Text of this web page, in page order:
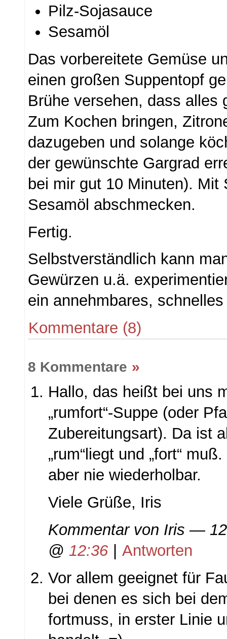
Pilz-Sojasauce
Sesamöl
Das vorbereitete Gemüse
einen großen Suppentopf
Brühe versehen, dass alles
Zum Kochen bringen,
dazugeben und solange
der gewünschte Gargrad
bei mir gut 10 Minuten). Mit
Sesamöl abschmecken.
Fertig.
Selbstverständlich kann
Gewürzen u.ä.
ein annehmbares,
Kommentare (8)
8 Kommentare »
Hallo, das heißt bei uns
„rumfort“-Suppe (oder
Zubereitungsart). Da ist
„rum“liegt und „fort“
aber nie wiederholbar.
Viele Grüße, Iris
Kommentar von Iris —
@ 12:36
Antworten
Vor allem geeignet für
bei denen es sich bei
fortmuss, in erster Linie